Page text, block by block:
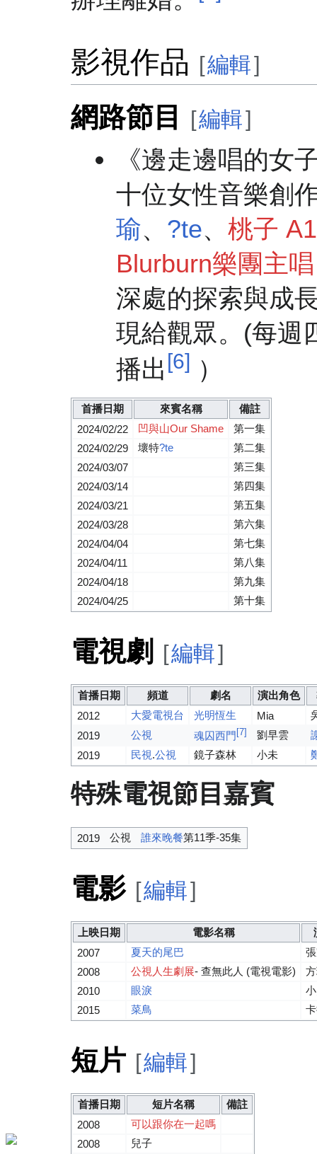
影視作品 [編輯]
網路節目 [編輯]
《邊走邊唱的女
十位女性音樂創
瑜、 ?te、 桃子
Blurburn樂團主
深處的探索與成
現給觀眾。(每週
播出 [6] ）
首播日期 來賓名稱
備註
2024/02/22
凹與山Our Shame
第一集
2024/02/29
壞特?te
第二集
2024/03/07
第三集
2024/03/14
第四集
2024/03/21
第五集
2024/03/28
第六集
2024/04/04
第七集
2024/04/11
第八集
2024/04/18
第九集
2024/04/25
第十集
電視劇 [編輯]
首播日期 頻道 劇名 演出角色
2012
大愛電視台 光明恆生 Mia
2019
公視 魂囚西門 [7] 劉早雲
2019
民視.公視 鏡子森林 小未
特殊電視節目嘉賓
2019 公視 誰來晚餐第11季-35集
電影 [編輯]
上映日期 電影名稱
2007
夏天的尾巴
2008
公視人生劇展- 查無此人 (電視電影)
2010
眼淚
2015
菜鳥
短片 [編輯]
首播日期 短片名稱
備註
2008
可以跟你在一起嗎
2008
兒子